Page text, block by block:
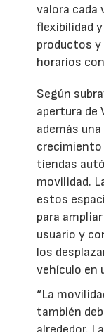
valora cada
flexibilidad
productos y
horarios
Según
apertura de
además
crecimiento
tiendas
movilidad.
estos
para
usuario y
los
vehículo en
“La
también